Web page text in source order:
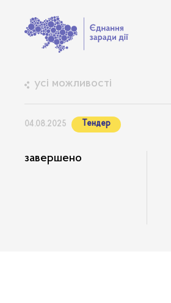
усі можливості
04.08.2025 Тендер
завершено